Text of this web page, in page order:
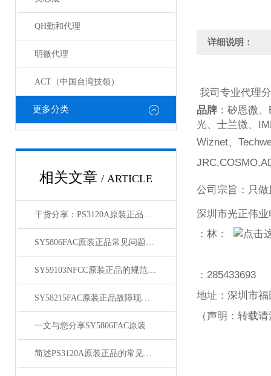
QH勤和代理
明微代理
ACT（中国台湾技领）
更多分类
相关文章 / ARTICLE
干货分享：PS3120A原装正品使用中的那些常见故障与解决技巧
SY5806FAC原装正品常见问题及对应解决办法大公开
SY59103NFCC原装正品的规范存放管理体系介绍
SY58215FAC原装正品故障现象相应的解决方法介绍
一文与您分享SY5806FAC原装正品的常见问题相应解决方法
简述PS3120A原装正品的常见故障相应解决方法
详细说明：
我司专业代理
品牌 ：矽恩微、
光、士兰微、
Wiznet、
公司宗旨：只
深圳市光正伟
：林：
： 285433693
地址：深圳市
（声明：转载